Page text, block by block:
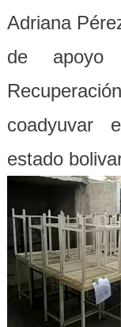
Adriana
de
coadyuvar
estado